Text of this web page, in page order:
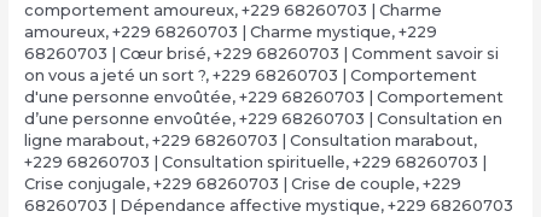
comportement amoureux, +229 68260703 | Charme
amoureux, +229 68260703 | Charme mystique, +229
68260703 | Cœur brisé, +229 68260703 | Comment savoir si
on vous a jeté un sort ?, +229 68260703 | Comportement
d'une personne envoûtée, +229 68260703 | Comportement
d’une personne envoûtée, +229 68260703 | Consultation en
ligne marabout, +229 68260703 | Consultation marabout,
+229 68260703 | Consultation spirituelle, +229 68260703 |
Crise conjugale, +229 68260703 | Crise de couple, +229
68260703 | Dépendance affective mystique, +229 68260703